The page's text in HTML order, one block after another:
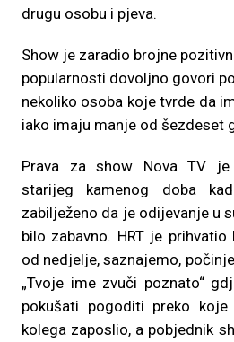
drugu osobu i pjeva.
Show je zaradio brojne
popularnosti dovoljno govori
nekoliko osoba koje tvrde da
iako imaju manje od šezdeset
Prava za show Nova TV
starijeg kamenog doba
zabilježeno da je odijevanje u
bilo zabavno. HRT je
od nedjelje, saznajemo,
„Tvoje ime zvuči poznato“
pokušati pogoditi preko
kolega zaposlio, a pobjednik